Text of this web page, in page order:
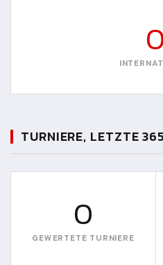
0
TURNIERE, LETZTE
0
GEWERTETE TURNIERE